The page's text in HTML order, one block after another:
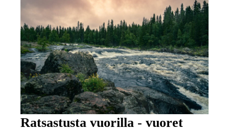
Ratsastusta vuorilla - vuoret